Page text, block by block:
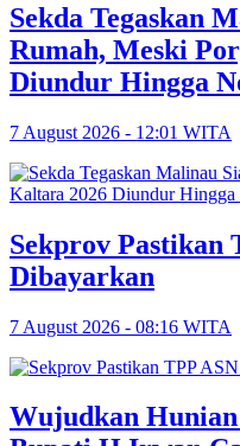
Sekda Tegaskan
Rumah, Meski
Diundur Hingga
7 August 2026 - 12:01 WITA
Sekprov Pastikan
Dibayarkan
7 August 2026 - 08:16 WITA
Wujudkan